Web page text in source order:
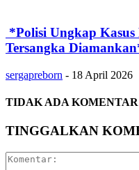
‎*Polisi Ungkap
Tersangka
sergapreborn - 18 April 2026
TIDAK ADA KOMENTAR
TINGGALKAN